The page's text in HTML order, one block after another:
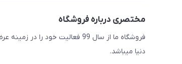
مختصری درباره فروشگاه
فروشگاه ما از سال 99 فعالیت
دنیا میباشد.